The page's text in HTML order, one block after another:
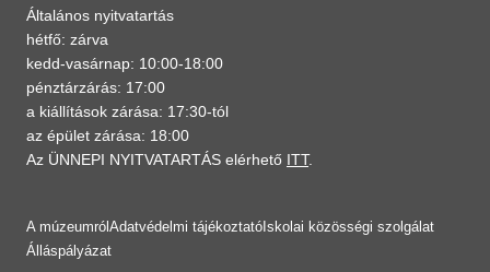
Általános nyitvatartás
hétfő: zárva
kedd-vasárnap: 10:00-18:00
pénztárzárás: 17:00
a kiállítások zárása: 17:30-tól
az épület zárása: 18:00
Az ÜNNEPI NYITVATARTÁS elérhető ITT.
A múzeumrólAdatvédelmi tájékoztatóIskolai közösségi szolgálat
Álláspályázat